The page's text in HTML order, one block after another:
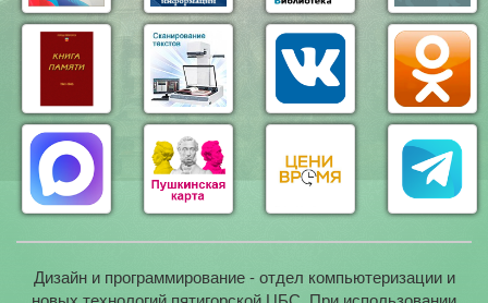
Дизайн и программирование - отдел компьютеризации и